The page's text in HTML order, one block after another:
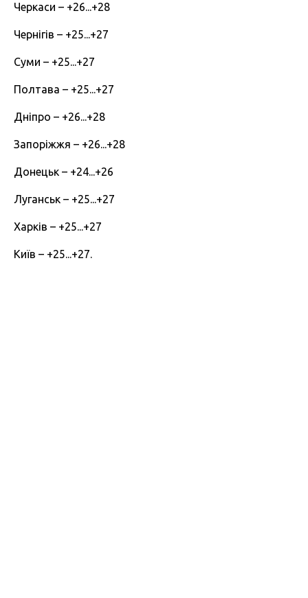
Черкаси – +26...+28
Чернігів – +25...+27
Суми – +25...+27
Полтава – +25...+27
Дніпро – +26...+28
Запоріжжя – +26...+28
Донецьк – +24...+26
Луганськ – +25...+27
Харків – +25...+27
Київ – +25...+27.